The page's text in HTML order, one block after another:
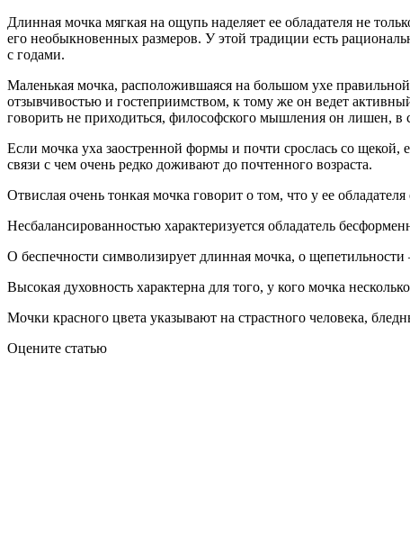
Длинная мочка мягкая на ощупь наделяет ее обладателя не
его необыкновенных размеров. У этой традиции есть
с годами.
Маленькая мочка, расположившаяся на большом ухе
отзывчивостью и гостеприимством, к тому же он ведет
говорить не приходиться, философского мышления он лишен,
Если мочка уха заостренной формы и почти срослась со
связи с чем очень редко доживают до почтенного возраста.
Отвислая очень тонкая мочка говорит о том, что у ее
Несбалансированностью характеризуется обладатель
О беспечности символизирует длинная мочка, о
Высокая духовность характерна для того, у кого мочка
Мочки красного цвета указывают на страстного человека,
Оцените статью